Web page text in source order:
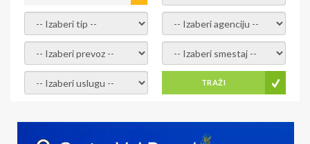
- izaberi tip - - izaberi agenciju -
- izaberi prevoz - - Izaberite smestaj -
- Izaberite uslugu - TRAŽI